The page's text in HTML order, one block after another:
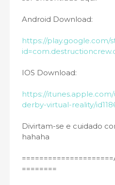
Android Download:
https://play.google.com/
IOS Download:
https://
derby-virtual-reality/
Divirtam-se e cuidado
hahaha
========­